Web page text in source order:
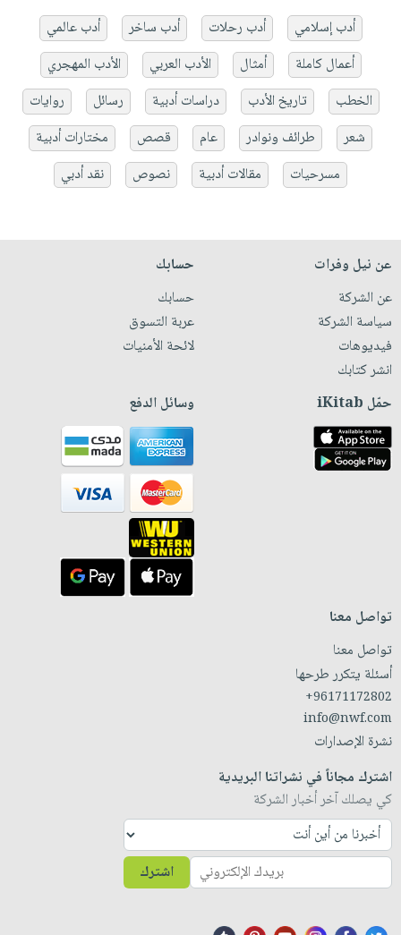
أدب إسلامي أدب رحلات أدب ساخر
أدب عالمي
أعمال كاملة
أمثال الأدب العربي
الأدب المهجري
الخطب
تاريخ الأدب دراسات أدبية رسائل
روايات
شعر
طرائف ونوادر عام قصص
مختارات أدبية
مسرحيات
مقالات أدبية نصوص نقد أدبي
عن نيل وفرات
عن الشركة
سياسة الشركة
فيديوهات
انشر كتابك
حسابك
حسابك
عربة التسوق
لائحة الأمنيات
حمّل iKitab وسائل الدفع
تواصل معنا
تواصل معنا
أسئلة يتكرر طرحها
+96171172802
info@nwf.com
نشرة الإصدارات
اشترك مجاناً في نشراتنا البريدية
كي يصلك آخر أخبار الشركة
اشترك